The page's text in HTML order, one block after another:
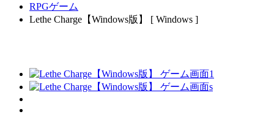
RPGゲーム
Lethe Charge【Windows版】 [ Windows ]